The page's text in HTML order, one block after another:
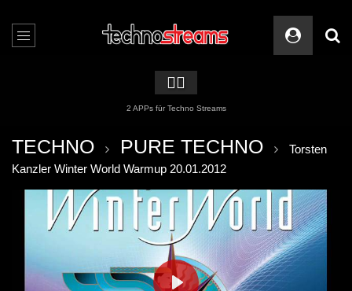
🏳️‍🌈
2 APPs für Techno Streams
TECHNO PURE TECHNO
Torsten
Kanzler Winter World Warmup 20.01.2012